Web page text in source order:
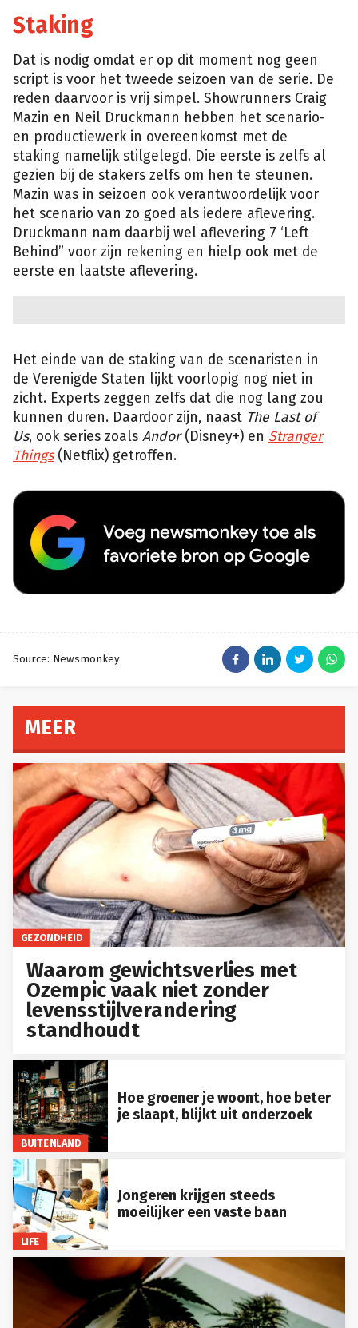
Staking
Dat is nodig omdat er op dit moment nog geen
script is voor het tweede seizoen van de serie. De
reden daarvoor is vrij simpel. Showrunners Craig
Mazin en Neil Druckmann hebben het scenario-
en productiewerk in overeenkomst met de
staking namelijk stilgelegd. Die eerste is zelfs al
gezien bij de stakers zelfs om hen te steunen.
Mazin was in seizoen ook verantwoordelijk voor
het scenario van zo goed als iedere aflevering.
Druckmann nam daarbij wel aflevering 7 ‘Left
Behind” voor zijn rekening en hielp ook met de
eerste en laatste aflevering.
Het einde van de staking van de scenaristen in
de Verenigde Staten lijkt voorlopig nog niet in
zicht. Experts zeggen zelfs dat die nog lang zou
kunnen duren. Daardoor zijn, naast The Last of
Us, ook series zoals Andor(Disney+) en Stranger
Things(Netflix) getroffen.
Source: Newsmonkey
MEER
GEZONDHEID
Waarom gewichtsverlies met
Ozempic vaak niet zonder
levensstijlverandering
standhoudt
BUITENLAND
Hoe groener je woont, hoe beter
je slaapt, blijkt uit onderzoek
LIFE
Jongeren krijgen steeds
moeilijker een vaste baan